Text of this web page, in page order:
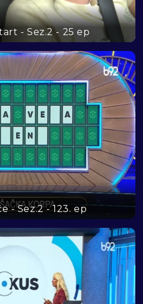
- Sez.2 - 25 ep
- Sez.2 - 123. ep